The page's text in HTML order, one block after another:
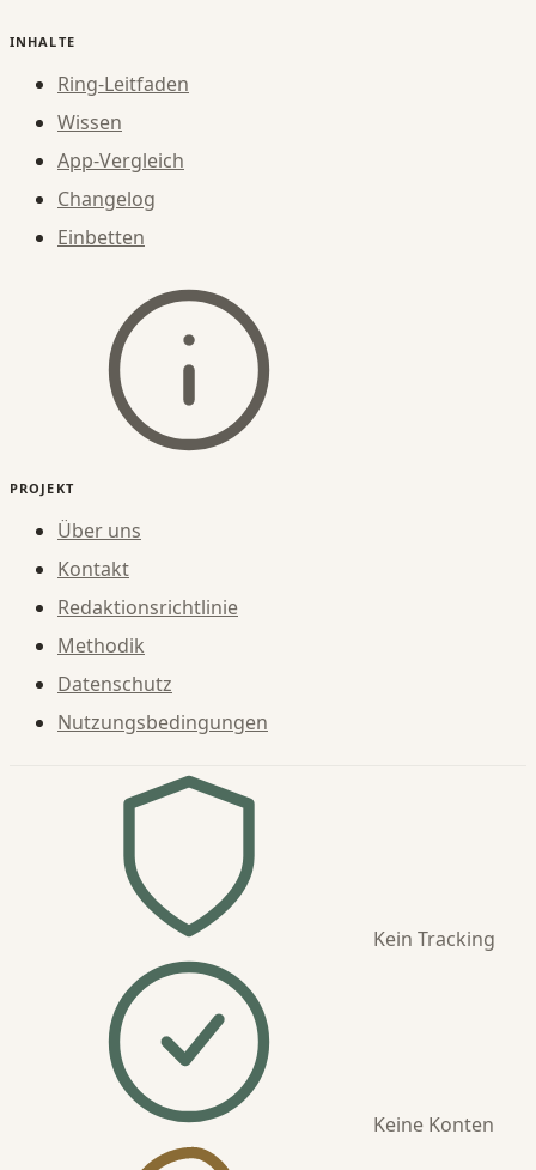
INHALTE
Ring-Leitfaden
Wissen
App-Vergleich
Changelog
Einbetten
PROJEKT
Über uns
Kontakt
Redaktionsrichtlinie
Methodik
Datenschutz
Nutzungsbedingungen
Kein Tracking
Keine Konten